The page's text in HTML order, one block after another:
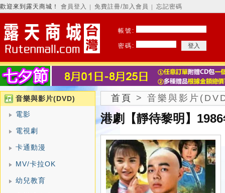
歡迎來到露天商城！ 會員登入 免費註冊/加入會員 忘記密碼
帳號:
密碼:
音樂與影片(DVD)
電影
電視劇
卡通動漫
MV/卡拉OK
幼兒教育
首頁 > 音樂與影片
港劇【靜待黎明】